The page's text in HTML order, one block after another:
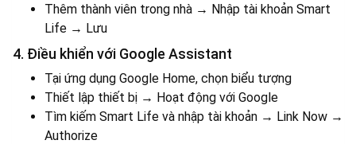
Thêm thành viên trong nhà → Nhập tài khoản Smart
Life → Lưu
4. Điều khiển với Google Assistant
Tại ứng dụng Google Home, chọn biểu tượng
Thiết lập thiết bị → Hoạt động với Google
Tìm kiếm Smart Life và nhập tài khoản → Link Now →
Authorize